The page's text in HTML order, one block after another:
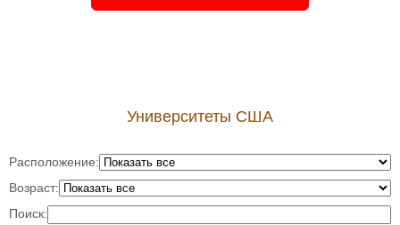
Университеты США
Расположение:
Возраст:
Поиск: